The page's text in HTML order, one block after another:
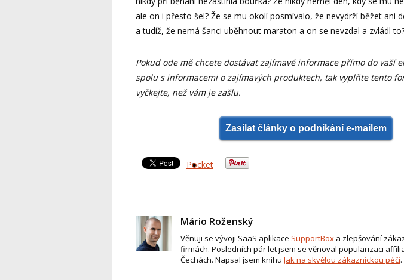
ale on i přesto šel? Že se mu okolí posmívalo, že nevydrží běžet ani
a tudíž, že nemá šanci uběhnout maraton a on se nevzdal a zvládl
Pokud ode mě chcete dostávat zajímavé informace přímo do vaší
spolu s informacemi o zajímavých produktech, tak vyplňte tento
vyčkejte, než vám je zašlu.
Zasílat články o podnikání e-mailem
Pocket
Mário Roženský
Věnuji se vývoji SaaS aplikace SupportBox a zlepšování
firmách. Posledních pár let jsem se věnoval popularizaci
Čechách. Napsal jsem knihu Jak na skvělou zákaznickou péči.